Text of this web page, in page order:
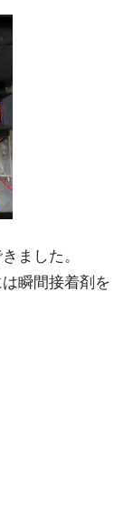
ました。
瞬間接着剤を